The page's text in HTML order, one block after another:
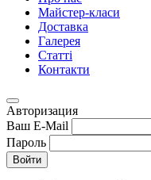
Майстер-класи
Доставка
Галерея
Статтi
Контакти
Авторизация
Ваш E-Mail
Пароль
Войти